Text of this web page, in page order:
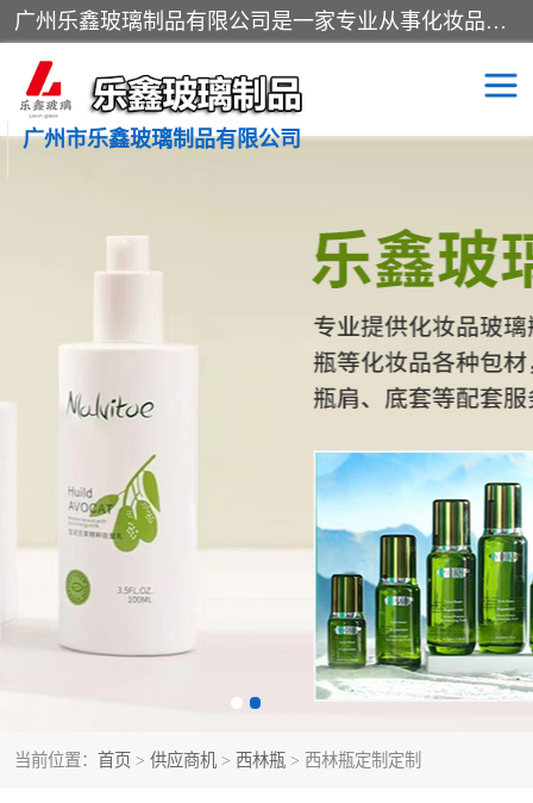
广州乐鑫玻璃制品有限公司是一家专业从事化妆品瓶子、化妆品玻璃瓶子、膏霜瓶、化妆品玻璃瓶等产品的集开发研制、生产、销售于一体的实业型玻璃制品生产企业。产品从设计、开模、试样、生产、蒙砂、抛光、喷涂、高低温单色及多色印刷，烫金（银）到交货实现一条龙服务。
广州市乐鑫玻璃制品有限公司
当前位置： 首页 > 供应商机 > 西林瓶 > 西林瓶定制定制
化妆品包装瓶 香水包装瓶
化妆品玻璃瓶
玻璃瓶
拉管瓶